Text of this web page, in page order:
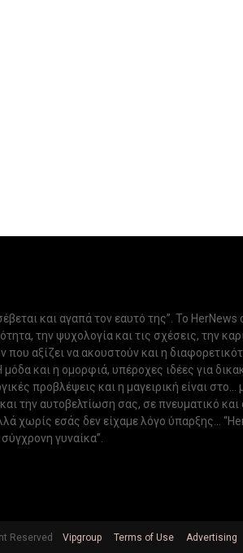
και αγαπά τον εαυτό της”. Το HerNews
την ψυχολογία και τις σχέσεις, την
αξίζει να ακουστούν και η
και η ομορφιά, υπέροχες ιδέες για
προβλέψεις και η μαγειρική είναι στο...
την αυτοβελτίωση σας, σε πνευματικό
χωρίς εσάς δεν είχαμε λόγο ύπαρξης...
γυναίκα”.
Reserved Vipgroup Terms of Use Advertising